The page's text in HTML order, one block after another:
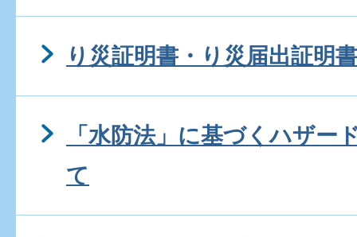
り災証明書・り災届出証明書
「水防法」に基づくハザー
て